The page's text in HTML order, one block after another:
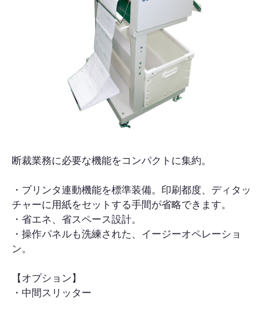
断裁業務に必要な機能をコンパクトに集約。
・プリンタ連動機能を標準装備。印刷都度、ディタッ
チャーに用紙をセットする手間が省略できます。
・省エネ、省スペース設計。
・操作パネルも洗練された、イージーオペレーショ
ン。
【オプション】
・中間スリッター